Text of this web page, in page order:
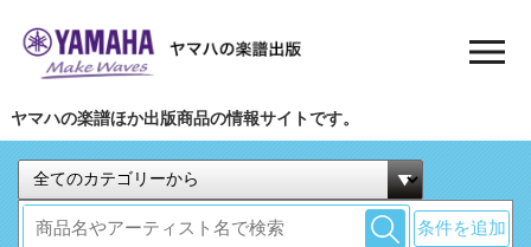
ヤマハの楽譜ほか出版商品の情報サイトです。
条件を追加